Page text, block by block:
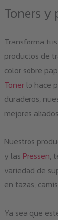
Toners y
Transforma
productos de
color sobre
Tonerlo hace
duraderos,
mejores
Nuestros
y las Pressen,
variedad de
en tazas,
Ya sea que